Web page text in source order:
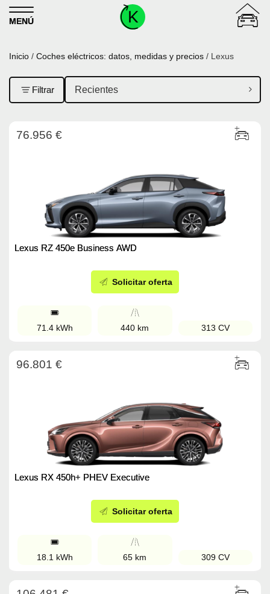
Skip to content
MENÚ
Inicio / Coches eléctricos: datos, medidas y precios / Lexus
Filtrar
76.956 €
Lexus RZ 450e Business AWD
Solicitar oferta
71.4 kWh 440 km 313 CV
96.801 €
Lexus RX 450h+ PHEV Executive
Solicitar oferta
18.1 kWh 65 km 309 CV